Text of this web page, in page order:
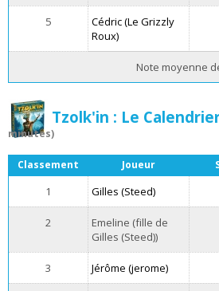
5
Cédric (Le Grizzly
Roux)
Note moyenne
Tzolk'in : Le
minutes)
Classement Joueur
1 Gilles (Steed)
2
Emeline (fille de
Gilles (Steed))
3 Jérôme (jerome)